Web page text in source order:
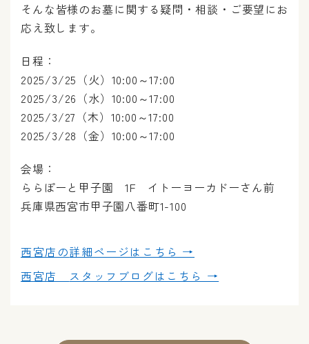
そんな皆様のお墓に関する疑問・相談・ご要望にお
応え致します。
日程：
2025/3/25（火）10:00～17:00
2025/3/26（水）10:00～17:00
2025/3/27（木）10:00～17:00
2025/3/28（金）10:00～17:00
会場：
ららぽーと甲子園 1F イトーヨーカドーさん前
兵庫県西宮市甲子園八番町1-100
西宮店の詳細ページはこちら →
西宮店 スタッフブログはこちら →